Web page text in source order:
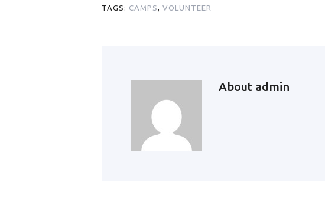
TAGS: CAMPS, VOLUNTEER
About admin